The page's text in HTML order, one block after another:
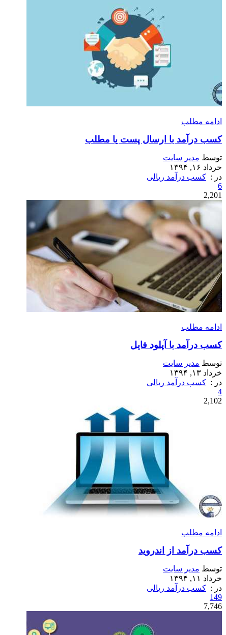
ادامه مطلب
کسب درآمد با ارسال پست یا مطلب
توسط مدیر سایت
خرداد ۱۶, ۱۳۹۴
در : کسب درآمد ریالی
6
2,201
ادامه مطلب
کسب درآمد با آپلود فایل
توسط مدیر سایت
خرداد ۱۳, ۱۳۹۴
در : کسب درآمد ریالی
4
2,102
ادامه مطلب
کسب درآمد از اندروید
توسط مدیر سایت
خرداد ۱۱, ۱۳۹۴
در : کسب درآمد ریالی
149
7,746